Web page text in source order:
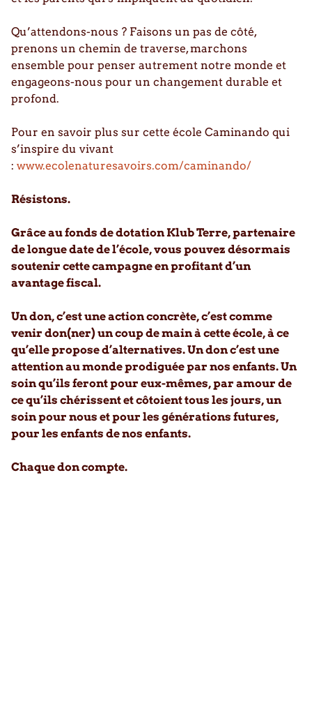
Qu’attendons-nous ? Faisons un pas de côté,
prenons un chemin de traverse, marchons
ensemble pour penser autrement notre monde et
engageons-nous pour un changement durable et
profond.
Pour en savoir plus sur cette école Caminando qui
s’inspire du vivant
: www.ecolenaturesavoirs.com/caminando/
Résistons.
Grâce au fonds de dotation Klub Terre, partenaire
de longue date de l’école, vous pouvez désormais
soutenir cette campagne en profitant d’un
avantage fiscal.
Un don, c’est une action concrète, c’est comme
venir don(ner) un coup de main à cette école, à ce
qu’elle propose d’alternatives. Un don c’est une
attention au monde prodiguée par nos enfants. Un
soin qu’ils feront pour eux-mêmes, par amour de
ce qu’ils chérissent et côtoient tous les jours, un
soin pour nous et pour les générations futures,
pour les enfants de nos enfants.
Chaque don compte.